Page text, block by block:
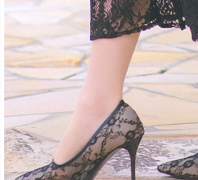
■注意事項